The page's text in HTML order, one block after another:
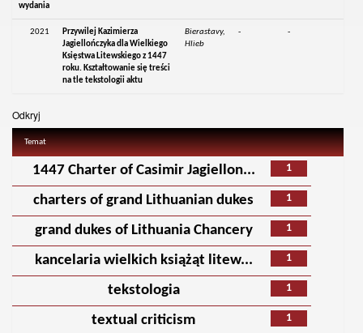
wydania
2021
Przywilej Kazimierza
Jagiellończyka dla Wielkiego
Księstwa Litewskiego z 1447
roku. Kształtowanie się treści
na tle tekstologii aktu
Bierastavy,
Hlieb
- -
Odkryj
Temat
1
1447 Charter of Casimir Jagiellon...
1
charters of grand Lithuanian dukes
1
grand dukes of Lithuania Chancery
1
kancelaria wielkich książąt litew...
1
tekstologia
1
textual criticism